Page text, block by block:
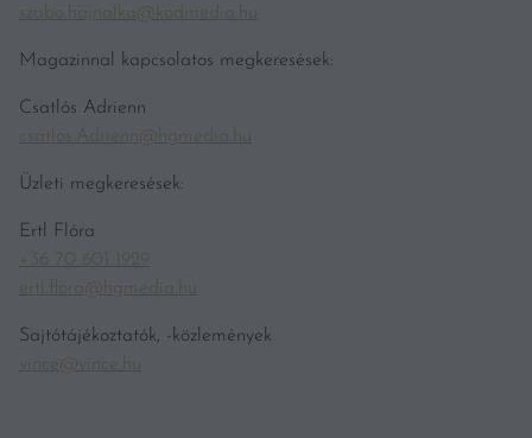
szabo.hajnalka@kodmedia.hu
Magazinnal kapcsolatos megkeresések:
Csatlós Adrienn
csatlos.Adrienn@hgmedia.hu
Üzleti megkeresések:
Ertl Flóra
+36 70 601 1929
ertl.flora@hgmedia.hu
Sajtótájékoztatók, -közlemények
vince@vince.hu